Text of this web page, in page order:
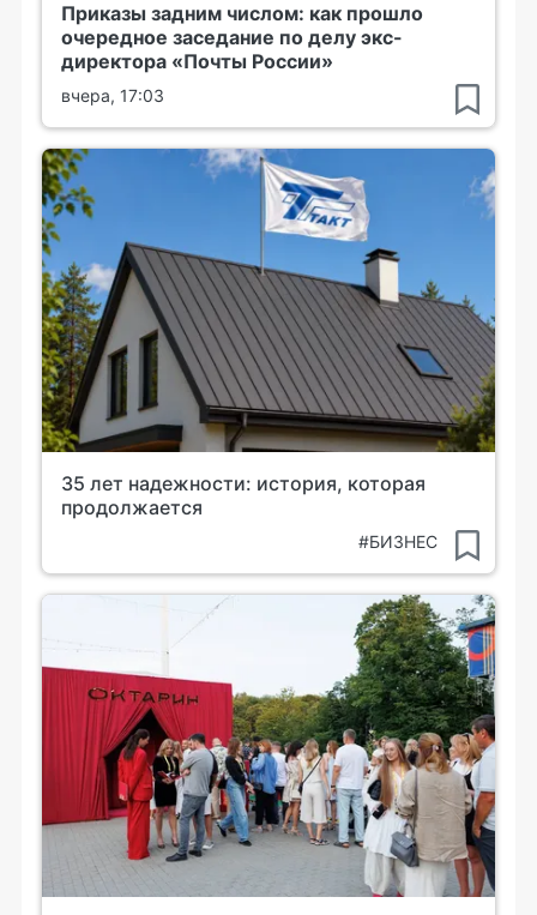
Приказы задним числом: как прошло
очередное заседание по делу экс-
директора «Почты России»
вчера, 17:03
35 лет надежности: история, которая
продолжается
#БИЗНЕС